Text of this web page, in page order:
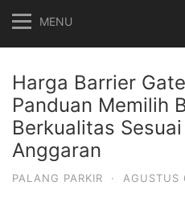
MENU
Harga Barrier
Panduan Memilih
Berkualitas
Anggaran
PALANG PARKIR ·